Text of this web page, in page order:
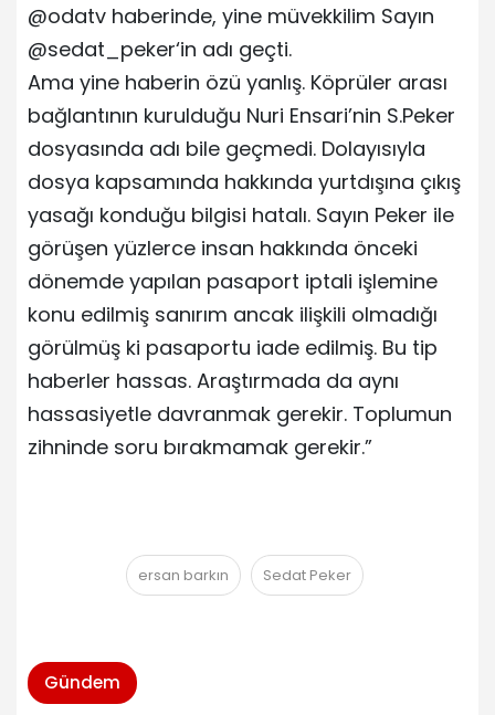
@odatv haberinde, yine müvekkilim Sayın
@sedat_peker‘in adı geçti.
Ama yine haberin özü yanlış. Köprüler arası
bağlantının kurulduğu Nuri Ensari’nin S.Peker
dosyasında adı bile geçmedi. Dolayısıyla
dosya kapsamında hakkında yurtdışına çıkış
yasağı konduğu bilgisi hatalı. Sayın Peker ile
görüşen yüzlerce insan hakkında önceki
dönemde yapılan pasaport iptali işlemine
konu edilmiş sanırım ancak ilişkili olmadığı
görülmüş ki pasaportu iade edilmiş. Bu tip
haberler hassas. Araştırmada da aynı
hassasiyetle davranmak gerekir. Toplumun
zihninde soru bırakmamak gerekir.”
ersan barkın Sedat Peker
Gündem